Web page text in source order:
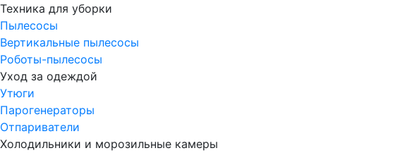
Техника для уборки
Пылесосы
Вертикальные пылесосы
Роботы-пылесосы
Уход за одеждой
Утюги
Парогенераторы
Отпариватели
Холодильники и морозильные камеры